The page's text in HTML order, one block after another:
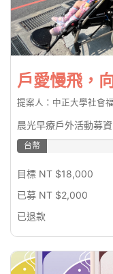
戶愛慢飛，
提案人：中正大學社會
晨光早療戶外活動募
台幣
目標 NT $18,000
已募 NT $2,000
已退款